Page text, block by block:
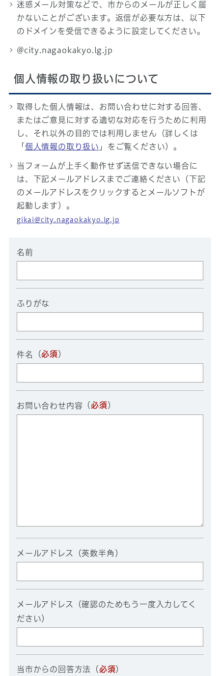
迷惑メール対策などで、市からのメールが正しく届
かないことがございます。返信が必要な方は、以下
のドメインを受信できるように設定してください。
@city.nagaokakyo.lg.jp
個人情報の取り扱いについて
取得した個人情報は、お問い合わせに対する回答、
またはご意見に対する適切な対応を行うために利用
し、それ以外の目的では利用しません（詳しくは
「 個人情報の取り扱い 」をご覧ください）。
当フォームが上手く動作せず送信できない場合に
は、下記メールアドレスまでご連絡ください（下記
のメールアドレスをクリックするとメールソフトが
起動します）。
gikai@city.nagaokakyo.lg.jp
名前
ふりがな
件名 （必須 ）
お問い合わせ内容 （必須 ）
メールアドレス（英数半角）
メールアドレス（確認のためもう一度入力してく
ださい）
当市からの回答方法 （必須）